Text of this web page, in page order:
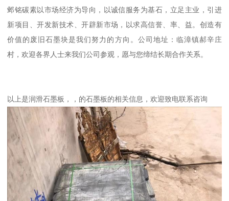
邺铭碳素以市场经济为导向，以诚信服务为基石，立足主业，引进
新项目、开发新技术、开辟新市场，以求高信誉、率、益。创造有
价值的废旧石墨块是我们努力的方向。公司地址：临漳镇郝辛庄
村，欢迎各界人士来我们公司参观，愿与您缔结长期合作关系。
以上是润滑石墨板，，的石墨板的相关信息，欢迎致电联系咨询